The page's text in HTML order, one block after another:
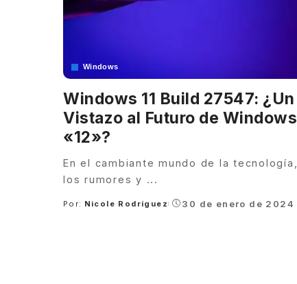
Windows
Windows 11 Build 27547: ¿Un
Vistazo al Futuro de Windows
«12»?
En el cambiante mundo de la tecnología,
los rumores y ...
Posted
Por: Nicole Rodríguez 30 de enero de 2024